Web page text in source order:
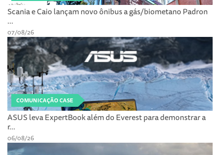
Scania e Caio lançam novo ônibus a gás/biometano Padron
...
07/08/26
COMUNICAÇÃO CASE
ASUS leva ExpertBook além do Everest para demonstrar a
r...
06/08/26